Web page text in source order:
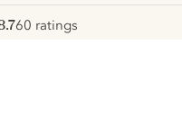
60 ratings